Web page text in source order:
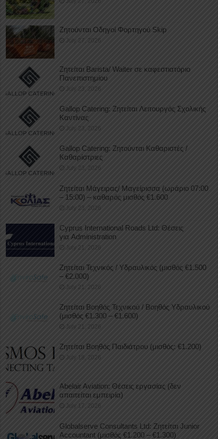
Ζητούνται Οδηγοί Φορτηγού Skip
July 27, 2026
Ζητείται Barista/ Waiter σε καφεστιατόριο
Πανεπιστημίου
July 23, 2026
Gallop Catering: Ζητείται Λειτουργός Σχολικής
Καντίνας
July 23, 2026
Gallop Catering: Ζητούνται Καθαριστές /
Καθαρίστριες
July 23, 2026
Ζητείται Μάγειρας/ Μαγείρισσα (ωράριο 07:00
– 15:00) – καθαρός μισθός €1.600
July 23, 2026
Cyprus International Roads Ltd: Θέσεις
για Administration
July 21, 2026
Ζητείται Τεχνικός / Υδραυλικός (μισθός €1.500
– €2.000)
July 21, 2026
Ζητείται Βοηθός Τεχνικού / Βοηθός Υδραυλικού
(μισθός €1.300 – €1.600)
July 21, 2026
Ζητείται Βοηθός Παιδιάτρου (μισθός: €1.200)
July 18, 2026
Abelair Aviation: Θέσεις εργασίας (δεν
απαιτείται εμπειρία)
July 17, 2026
Globalserve Consultants Ltd: Ζητείται Junior
Accountant (μισθός €1.200 – €1.300)